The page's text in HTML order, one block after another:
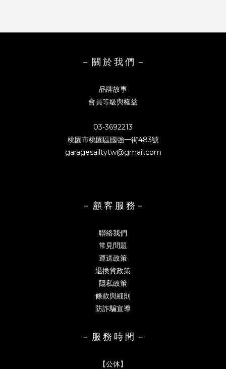
－ 關 於 我 們 －
品牌故事
會員等級與權益
03-3692213
桃園市桃園區國強一街483號
garagesailtytw@gmail.com
－ 顧 客 服 務－
聯絡我們
常見問題
運送政策
退換貨政策
隱私政策
條款與細則
防詐騙宣導
－ 服 務 時 間 －
【公休】